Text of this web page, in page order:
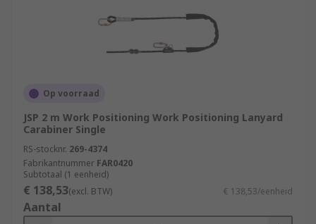
Op voorraad
JSP 2 m Work Positioning Work Positioning Lanyard
Carabiner Single
RS-stocknr. 269-4374
Fabrikantnummer FAR0420
Subtotaal (1 eenheid)
€ 138,53(excl. BTW) € 138,53/eenheid
Aantal